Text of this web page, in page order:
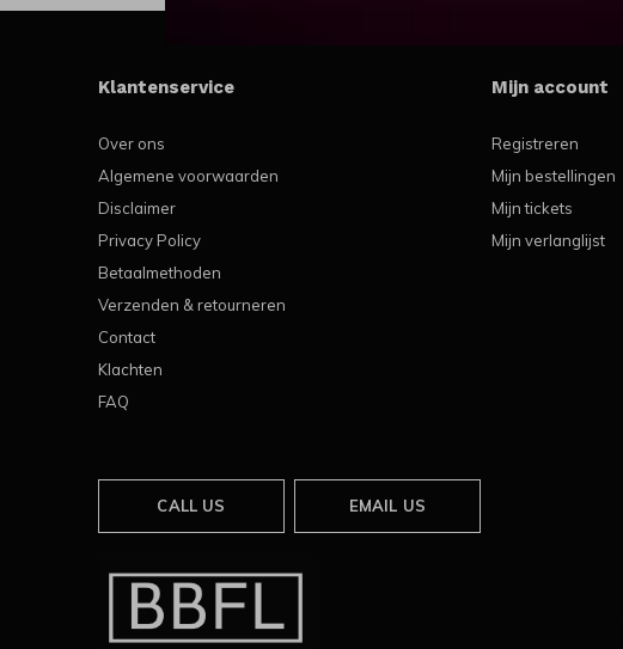
Klantenservice
Over ons
Algemene voorwaarden
Disclaimer
Privacy Policy
Betaalmethoden
Verzenden & retourneren
Contact
Klachten
FAQ
Mijn account
Registreren
Mijn bestellingen
Mijn tickets
Mijn verlanglijst
CALL US EMAIL US